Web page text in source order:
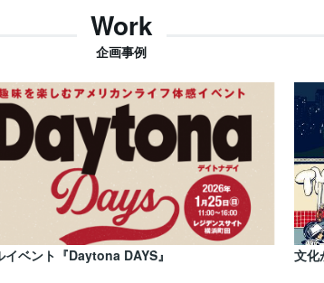
Work
企画事例
イベント『Daytona DAYS』 文化